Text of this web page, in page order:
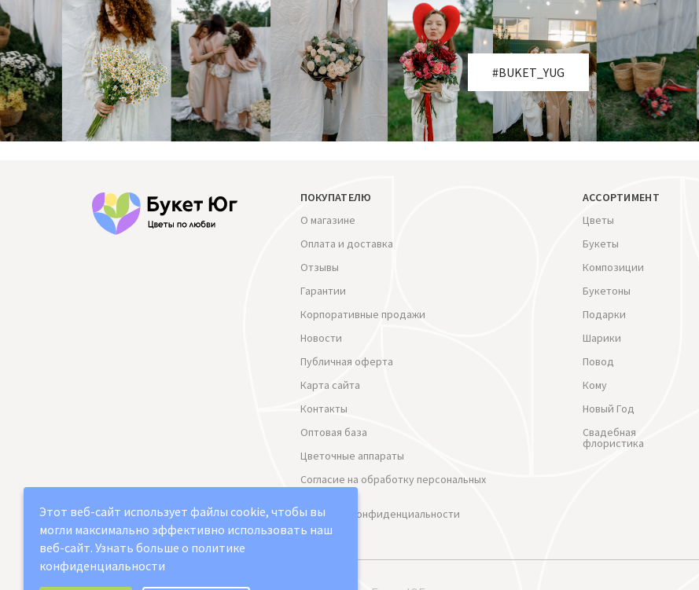
#BUKET_YUG
ПОКУПАТЕЛЮ
О магазине
Оплата и доставка
Отзывы
Гарантии
Корпоративные продажи
Новости
Публичная оферта
Карта сайта
Контакты
Оптовая база
Цветочные аппараты
Согласие на обработку персональных
данных
Политика Конфиденциальности
АССОРТИМЕНТ
Цветы
Букеты
Композиции
Букетоны
Подарки
Шарики
Повод
Кому
Новый Год
Свадебная
флористика
Этот веб-сайт использует файлы cookie, чтобы вы
могли максимально эффективно использовать наш
веб-сайт. Узнать больше о политике
конфиденциальности
Выберите настройки cookie